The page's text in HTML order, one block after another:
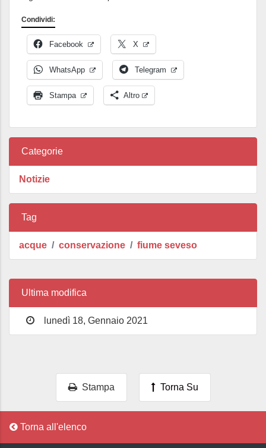
Condividi:
Facebook X
WhatsApp Telegram
Stampa Altro
Categorie
Notizie
Tag
acque conservazione fiume seveso
Ultima modifica
lunedì 18, Gennaio 2021
Stampa Torna Su
Torna all'elenco